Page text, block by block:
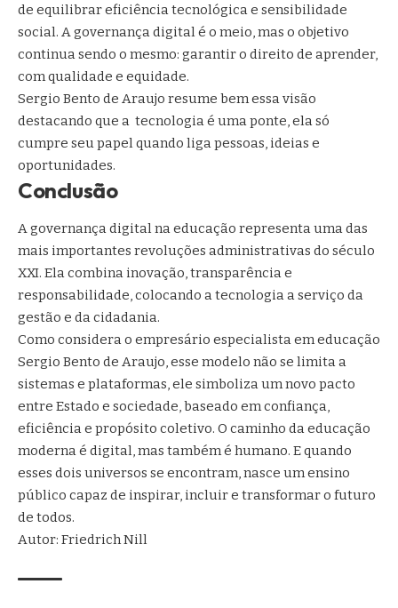
de equilibrar eficiência tecnológica e sensibilidade
social. A governança digital é o meio, mas o objetivo
continua sendo o mesmo: garantir o direito de aprender,
com qualidade e equidade.
Sergio Bento de Araujo resume bem essa visão
destacando que a tecnologia é uma ponte, ela só
cumpre seu papel quando liga pessoas, ideias e
oportunidades.
Conclusão
A governança digital na educação representa uma das
mais importantes revoluções administrativas do século
XXI. Ela combina inovação, transparência e
responsabilidade, colocando a tecnologia a serviço da
gestão e da cidadania.
Como considera o empresário especialista em educação
Sergio Bento de Araujo, esse modelo não se limita a
sistemas e plataformas, ele simboliza um novo pacto
entre Estado e sociedade, baseado em confiança,
eficiência e propósito coletivo. O caminho da educação
moderna é digital, mas também é humano. E quando
esses dois universos se encontram, nasce um ensino
público capaz de inspirar, incluir e transformar o futuro
de todos.
Autor: Friedrich Nill